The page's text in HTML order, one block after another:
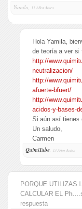
Yamila,
13 Años Antes
Hola Yamila,
de teoría a ver si
http://
neutralizacion/
http://
afuerte-bfuert/
http://
acidos-y-bases-
Si aún así tienes
Un saludo,
Carmen
QuimiTube, 13 Años Antes
PORQUE UTILIZAS
CALCULAR EL
respuesta